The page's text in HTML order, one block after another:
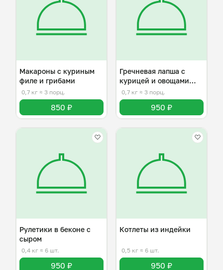
Макароны с куриным
филе и грибами
0,7 кг ≈ 3 порц.
850 ₽
Гречневая лапша с
курицей и овощами
Соба
0,7 кг ≈ 3 порц.
950 ₽
Рулетики в беконе с
сыром
0,4 кг ≈ 6 шт.
950 ₽
Котлеты из индейки
0,5 кг ≈ 6 шт.
950 ₽